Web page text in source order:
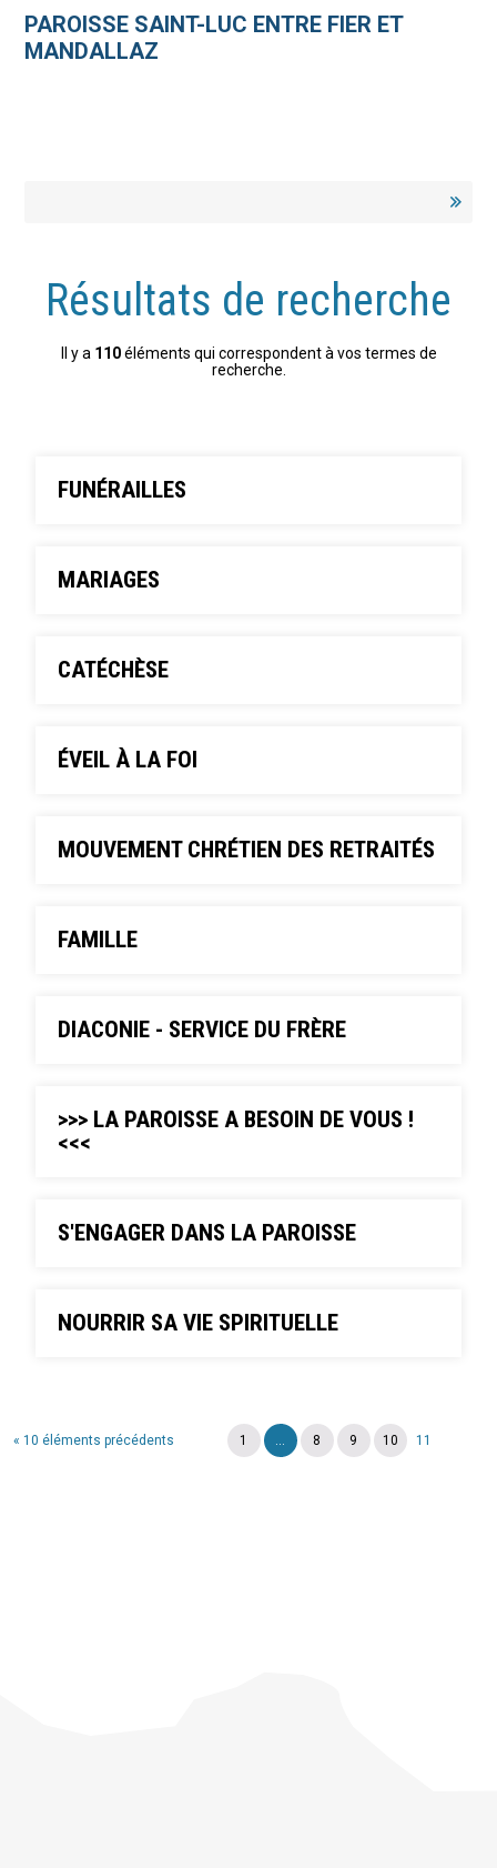
contenu.
personnelsPAROISSE SAINT-LUC ENTRE FIER ET
MANDALLAZ
Résultats de recherche
Il y a 110éléments qui correspondent à vos termes de
recherche.
FUNÉRAILLES
MARIAGES
CATÉCHÈSE
ÉVEIL À LA FOI
MOUVEMENT CHRÉTIEN DES RETRAITÉS
FAMILLE
DIACONIE - SERVICE DU FRÈRE
>>> LA PAROISSE A BESOIN DE VOUS !
<<<
S'ENGAGER DANS LA PAROISSE
NOURRIR SA VIE SPIRITUELLE
« 10 éléments précédents 1 ... 8 9 10 11